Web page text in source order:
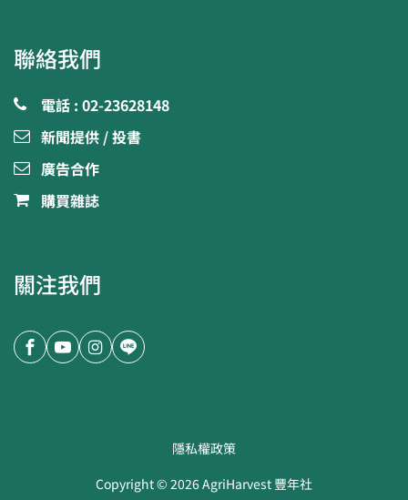
聯絡我們
電話 : 02-23628148
新聞提供 / 投書
廣告合作
購買雜誌
關注我們
隱私權政策
Copyright ©2026AgriHarvest 豐年社